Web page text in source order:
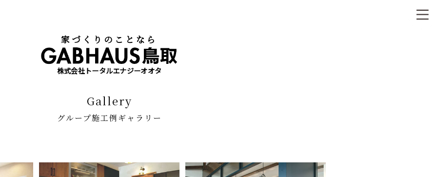
家づくりのことなら
株式会社トータルエナジーオオタ
gallery
グループ施工例ギャラリー